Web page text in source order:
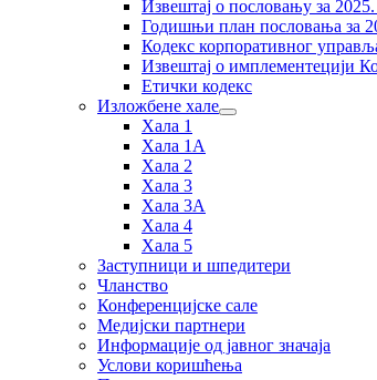
Извештај о пословању за
Годишњи план пословања за
Кодекс корпоративног
Извештај о имплементецији
Етички кодекс
Изложбене хале
Хала 1
Хала 1А
Хала 2
Хала 3
Хала 3А
Хала 4
Хала 5
Заступници и шпедитери
Чланство
Конференцијске сале
Медијски партнери
Информације од јавног значаја
Услови коришћења